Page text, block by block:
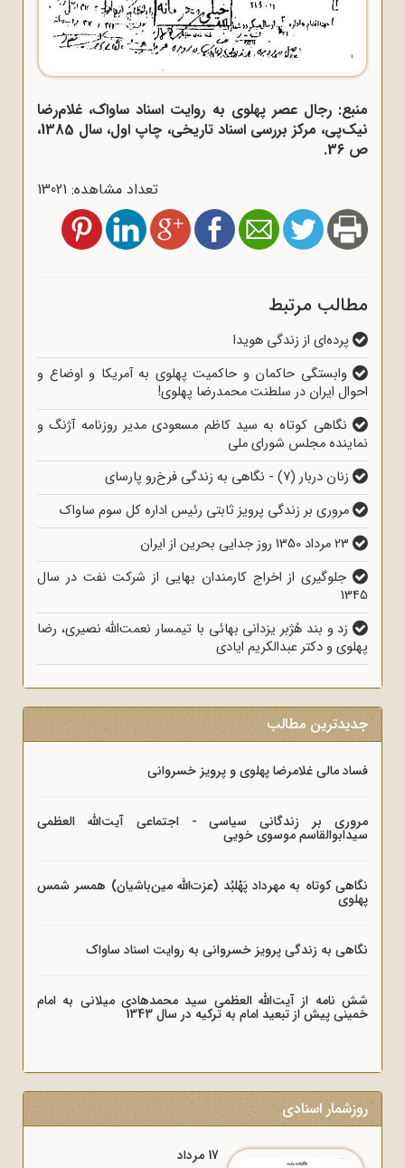
منبع: رجال عصر پهلوی به روایت اسناد ساواک، غلام‌رضا
نیک‌پی، مرکز بررسی اسناد تاریخی، چاپ اول، سال 1385،
ص 36.
تعداد مشاهده: 13021
مطالب مرتبط
پرده‌ای از زندگی هویدا
وابستگی حاکمان و حاکمیت پهلوی به آمریکا و اوضاع و
احوال ایران در سلطنت محمدرضا پهلوی!
نگاهی کوتاه به سید کاظم مسعودی مدیر روزنامه آژنگ و
نماینده مجلس شورای ملی
زنان دربار (7) - نگاهی به زندگی فرخ‌رو پارسای
مروری بر زندگی پرویز ثابتی رئیس اداره کل سوم ساواک
جلوگیری از اخراج کارمندان بهایی از شرکت نفت در سال
1345
زد و بند هُژبر یزدانی بهائی با تیمسار نعمت‌الله نصیری، رضا
پهلوی و دکتر عبدالکریم ایادی
جدیدترین مطالب
فساد مالی غلامرضا پهلوی و پرویز خسروانی
مروری بر زندگانی سیاسی - اجتماعی آیت‌الله العظمی
سیدابوالقاسم موسوی خویی
نگاهی کوتاه به مهرداد پَهْلبُد (عزت‌الله مین‌باشیان) همسر شمس
پهلوی
نگاهی به زندگی پرویز خسروانی به روایت اسناد ساواک
شش نامه از آیت‌الله العظمی سید محمدهادی میلانی به امام
خمینی پیش از تبعید امام به ترکیه در سال 1343
روزشمار اسنادی
17 مرداد